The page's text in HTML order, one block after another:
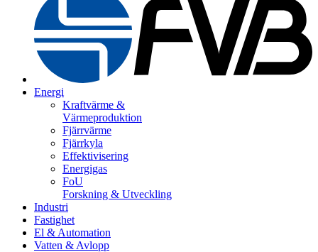
Energi
Kraftvärme &
Värmeproduktion
Fjärrvärme
Fjärrkyla
Effektivisering
Energigas
FoU
Forskning & Utveckling
Industri
Fastighet
El & Automation
Vatten & Avlopp